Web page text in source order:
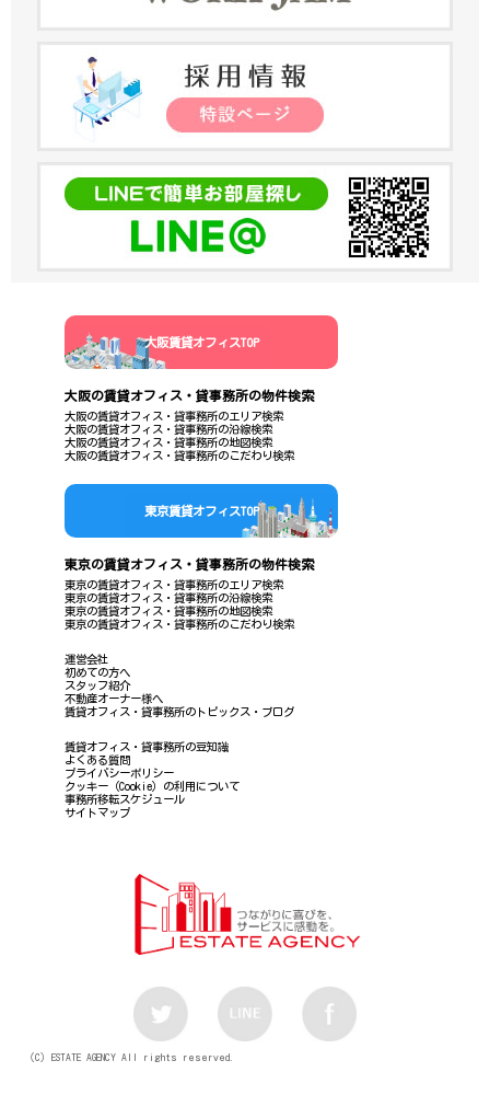
大阪賃貸オフィスTOP
大阪の賃貸オフィス・貸事務所の物件検索
大阪の賃貸オフィス・貸事務所のエリア検索
大阪の賃貸オフィス・貸事務所の沿線検索
大阪の賃貸オフィス・貸事務所の地図検索
大阪の賃貸オフィス・貸事務所のこだわり検索
東京賃貸オフィスTOP
東京の賃貸オフィス・貸事務所の物件検索
東京の賃貸オフィス・貸事務所のエリア検索
東京の賃貸オフィス・貸事務所の沿線検索
東京の賃貸オフィス・貸事務所の地図検索
東京の賃貸オフィス・貸事務所のこだわり検索
運営会社
初めての方へ
スタッフ紹介
不動産オーナー様へ
賃貸オフィス・貸事務所のトピックス・ブログ
賃貸オフィス・貸事務所の豆知識
よくある質問
プライバシーポリシー
クッキー（Cookie）の利用について
事務所移転スケジュール
サイトマップ
（C）ESTATE AGENCY All rights reserved.